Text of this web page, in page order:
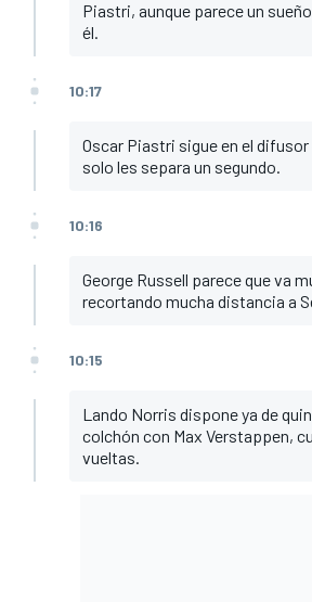
Piastri, aunque parece un
él.
10:17
Oscar Piastri sigue en el difusor
solo les separa un segundo.
10:16
George Russell parece que va
recortando mucha distancia a
10:15
Lando Norris dispone ya de
colchón con Max Verstappen,
vueltas.